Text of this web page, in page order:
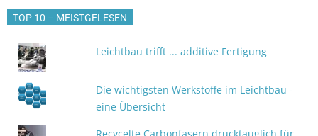
TOP 10 – MEISTGELESEN
Leichtbau trifft ... additive Fertigung
Die wichtigsten Werkstoffe im Leichtbau -
eine Übersicht
Recycelte Carbonfasern drucktauglich für